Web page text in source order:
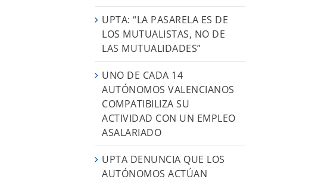
UPTA: “LA PASARELA ES DE
LOS MUTUALISTAS, NO DE
LAS MUTUALIDADES”
UNO DE CADA 14
AUTÓNOMOS VALENCIANOS
COMPATIBILIZA SU
ACTIVIDAD CON UN EMPLEO
ASALARIADO
UPTA DENUNCIA QUE LOS
AUTÓNOMOS ACTÚAN